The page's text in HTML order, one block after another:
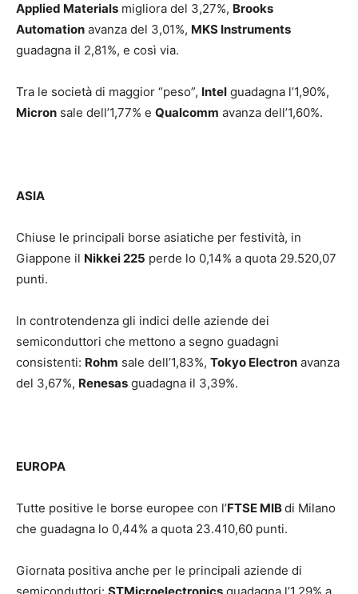
Applied Materials migliora del 3,27%, Brooks
Automation avanza del 3,01%, MKS Instruments
guadagna il 2,81%, e così via.
Tra le società di maggior “peso”, Intel guadagna l’1,90%,
Micron sale dell’1,77% e Qualcomm avanza dell’1,60%.
ASIA
Chiuse le principali borse asiatiche per festività, in
Giappone il Nikkei 225 perde lo 0,14% a quota 29.520,07
punti.
In controtendenza gli indici delle aziende dei
semiconduttori che mettono a segno guadagni
consistenti: Rohm sale dell’1,83%, Tokyo Electron avanza
del 3,67%, Renesas guadagna il 3,39%.
EUROPA
Tutte positive le borse europee con l’FTSE MIBdi Milano
che guadagna lo 0,44% a quota 23.410,60 punti.
Giornata positiva anche per le principali aziende di